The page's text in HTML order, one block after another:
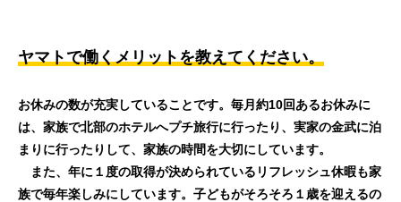
ヤマトで働くメリットを教えてください。
お休みの数が充実していることです。毎月約10回あるお休みに
は、家族で北部のホテルへプチ旅行に行ったり、実家の金武に泊
まりに行ったりして、家族の時間を大切にしています。
また、年に１度の取得が決められているリフレッシュ休暇も家
族で毎年楽しみにしています。子どもがそろそろ１歳を迎えるの